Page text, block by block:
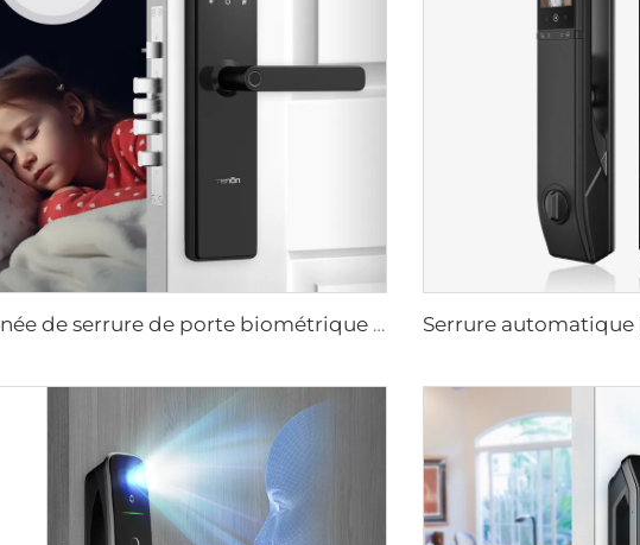
Poignée de serrure de porte biométrique à empreintes digitales pour domicile Tuya T15